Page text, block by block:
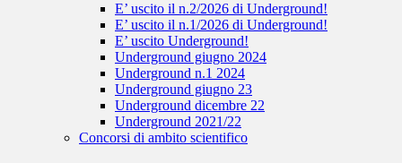
E’ uscito il n.2/2026 di Underground!
E’ uscito il n.1/2026 di Underground!
E’ uscito Underground!
Underground giugno 2024
Underground n.1 2024
Underground giugno 23
Underground dicembre 22
Underground 2021/22
Concorsi di ambito scientifico